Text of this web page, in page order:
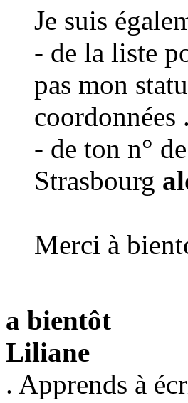
Je suis
- de la liste
pas mon
coordonnées .
- de ton n°
Strasbourg
Merci à
a bientôt
Liliane
. Apprends à